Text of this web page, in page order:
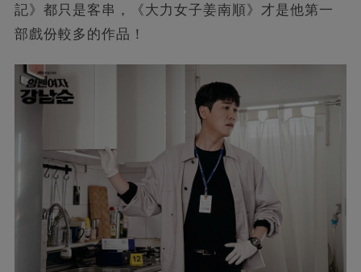
記》都只是客串，《大力女子姜南順》才是他第一
部戲份較多的作品！